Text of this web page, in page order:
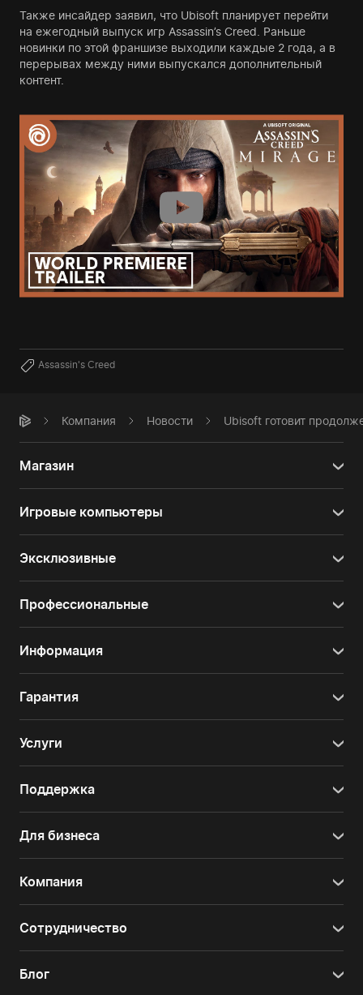
Также инсайдер заявил, что Ubisoft планирует перейти
на ежегодный выпуск игр Assassin’s Creed. Раньше
новинки по этой франшизе выходили каждые 2 года, а в
перерывах между ними выпускался дополнительный
контент.
Assassin's Creed
Компания Новости Ubisoft готовит
Магазин
Игровые компьютеры
Эксклюзивные
Профессиональные
Информация
Гарантия
Услуги
Поддержка
Для бизнеса
Компания
Сотрудничество
Блог